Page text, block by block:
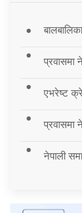
प्रवासमा
एभरेष्ट
प्रवासमा
नेपाली